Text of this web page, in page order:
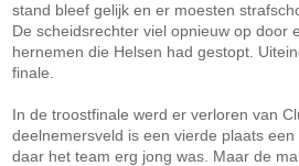
stand bleef gelijk en er moesten
De scheidsrechter viel opnieuw op door
hernemen die Helsen had gestopt.
finale.
In de troostfinale werd er verloren van
deelnemersveld is een vierde plaats
daar het team erg jong was. Maar de